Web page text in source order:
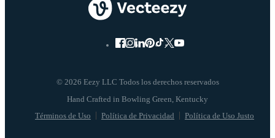
© 2026 Eezy LLC Todos los derechos reservados
Términos de Uso Política de Privacidad Política de Uso Justo